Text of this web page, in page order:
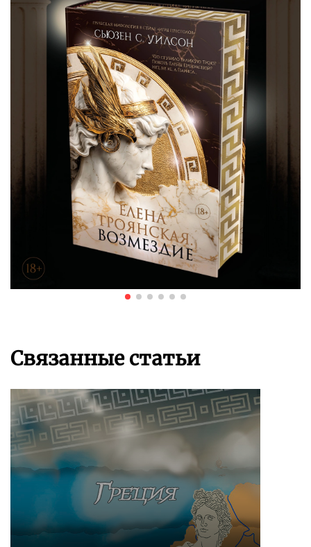
Связанные статьи